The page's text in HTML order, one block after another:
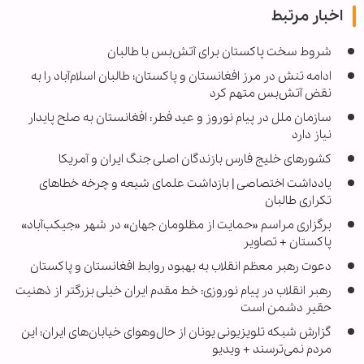
اخبار مرتبط
شروط سخت پاکستان برای آتش‌بس با طالبان
ادامه تنش در مرز افغانستان و پاکستان؛ طالبان اسلام‌آباد را به
نقض آتش‌بس متهم کرد
سازمان ملل در پیام نوروز و عید فطر: افغانستان به صلح پایدار
نیاز دارد
کشورهای خلیج فارس بازندگان اصلی جنگ ایران و آمریکا
یادداشت اختصاصی | بازداشت علمای شیعه و چرخه خطاهای
تکراری طالبان
برگزاری مراسم «حمایت از مظلومان جهان» در شهر «جیکب‌آباد»
پاکستان + تصاویر
دعوت رهبر معظم انقلاب به بهبود روابط افغانستان و پاکستان
رهبر انقلاب در پیام نوروزی: خط مقدم ایران خیلی بزرگتر از ذهنیت
حقیر دشمن است
گزارش شبکه تلویزیونی یونان از حال‌وهوای خیابان‌های ایران؛ این
مردم نمی‌ترسند + ویدیو